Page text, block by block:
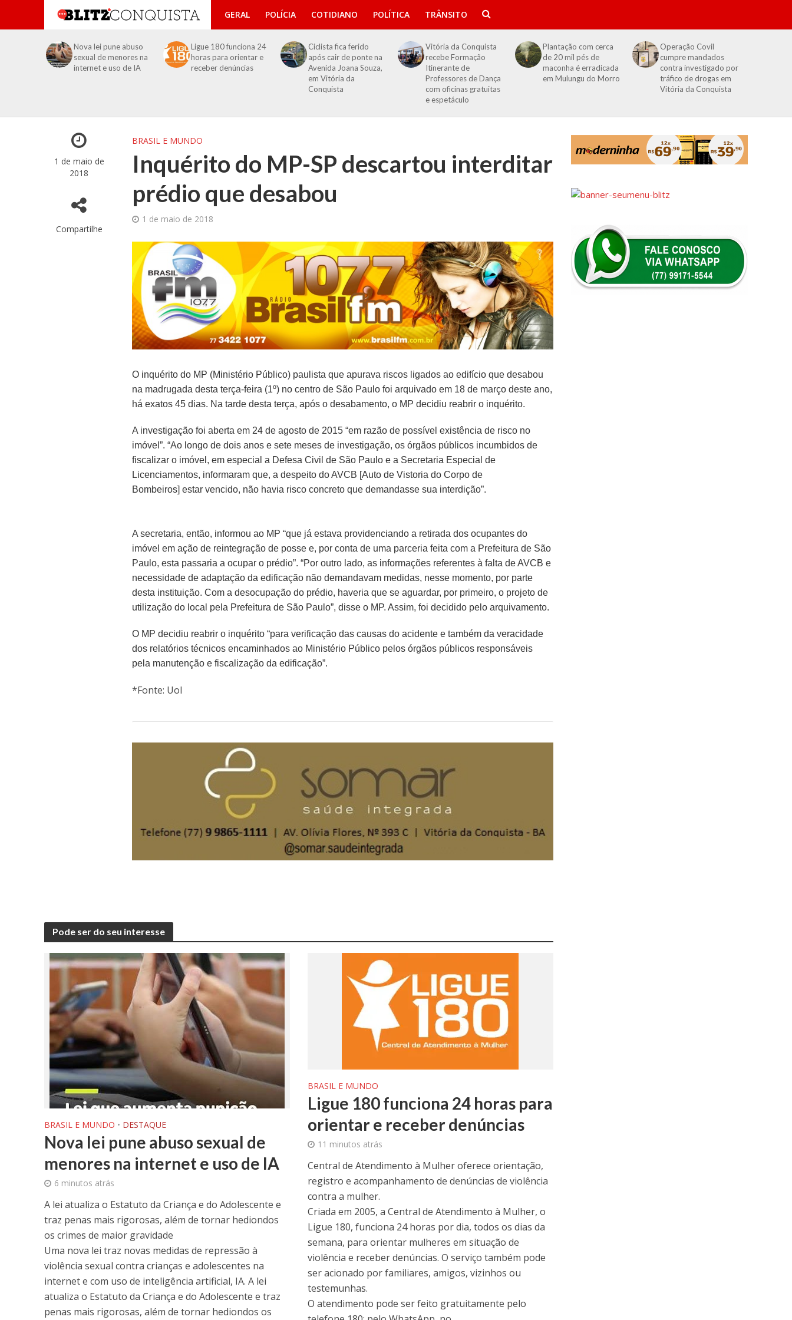
GERAL POLÍCIA COTIDIANO POLÍTICA TRÂNSITO
Nova lei pune abuso
sexual de menores na
internet e uso de IA
Ligue 180 funciona 24
horas para orientar e
receber denúncias
Ciclista fica ferido
após cair de ponte na
Avenida Joana Souza,
em Vitória da
Conquista
Vitória da Conquista
recebe Formação
Itinerante de
Professores de Dança
com oficinas gratuitas
e espetáculo
Plantação com cerca
de 20 mil pés de
maconha é erradicada
em Mulungu do Morro
Operação Covil
cumpre mandados
contra investigado por
tráfico de drogas em
Vitória da Conquista
1 de maio de
2018
Compartilhe
BRASIL E MUNDO
Inquérito do MP-SP descartou interditar
prédio que desabou
1 de maio de 2018
O inquérito do MP (Ministério Público) paulista que apurava riscos ligados ao edifício que desabou
na madrugada desta terça-feira (1º) no centro de São Paulo foi arquivado em 18 de março deste ano,
há exatos 45 dias. Na tarde desta terça, após o desabamento, o MP decidiu reabrir o inquérito.
A investigação foi aberta em 24 de agosto de 2015 “em razão de possível existência de risco no
imóvel”. “Ao longo de dois anos e sete meses de investigação, os órgãos públicos incumbidos de
fiscalizar o imóvel, em especial a Defesa Civil de São Paulo e a Secretaria Especial de
Licenciamentos, informaram que, a despeito do AVCB [Auto de Vistoria do Corpo de
Bombeiros] estar vencido, não havia risco concreto que demandasse sua interdição”.
A secretaria, então, informou ao MP “que já estava providenciando a retirada dos ocupantes do
imóvel em ação de reintegração de posse e, por conta de uma parceria feita com a Prefeitura de São
Paulo, esta passaria a ocupar o prédio”. “Por outro lado, as informações referentes à falta de AVCB e
necessidade de adaptação da edificação não demandavam medidas, nesse momento, por parte
desta instituição. Com a desocupação do prédio, haveria que se aguardar, por primeiro, o projeto de
utilização do local pela Prefeitura de São Paulo”, disse o MP. Assim, foi decidido pelo arquivamento.
O MP decidiu reabrir o inquérito “para verificação das causas do acidente e também da veracidade
dos relatórios técnicos encaminhados ao Ministério Público pelos órgãos públicos responsáveis
pela manutenção e fiscalização da edificação”.
*Fonte: Uol
Pode ser do seu interesse
BRASIL E MUNDO • DESTAQUE
Nova lei pune abuso sexual de
menores na internet e uso de IA
6 minutos atrás
A lei atualiza o Estatuto da Criança e do Adolescente e
traz penas mais rigorosas, além de tornar hediondos
os crimes de maior gravidade
Uma nova lei traz novas medidas de repressão à
violência sexual contra crianças e adolescentes na
internet e com uso de inteligência artificial, IA. A lei
atualiza o Estatuto da Criança e do Adolescente e traz
penas mais rigorosas, além de tornar hediondos os
BRASIL E MUNDO
Ligue 180 funciona 24 horas para
orientar e receber denúncias
11 minutos atrás
Central de Atendimento à Mulher oferece orientação,
registro e acompanhamento de denúncias de violência
contra a mulher.
Criada em 2005, a Central de Atendimento à Mulher, o
Ligue 180, funciona 24 horas por dia, todos os dias da
semana, para orientar mulheres em situação de
violência e receber denúncias. O serviço também pode
ser acionado por familiares, amigos, vizinhos ou
testemunhas.
O atendimento pode ser feito gratuitamente pelo